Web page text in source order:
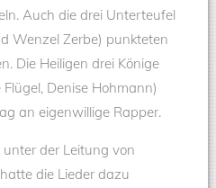
Auch die drei Unterteufel
Wenzel Zerbe) punkteten
Die Heiligen drei Könige
Denise Hohmann)
an eigenwillige Rapper.
unter der Leitung von
die Lieder dazu